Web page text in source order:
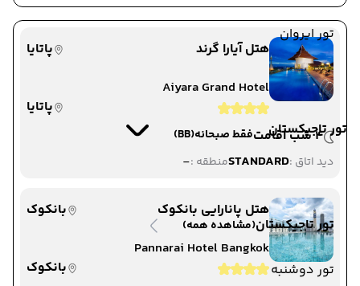
تور ایروان
تور تاجیکستان
تور تاجیکستان(مشاهده همه)
تور دوشنبه
هتل آیارا گرند
پاتایا
Aiyara Grand Hotel
پاتایا
4 شب اقامت
فقط صبحانه(BB)
دید اتاق :STANDARDمنطقه :-
هتل پانارایی بانکوک
بانکوک
Pannarai Hotel Bangkok
بانکوک